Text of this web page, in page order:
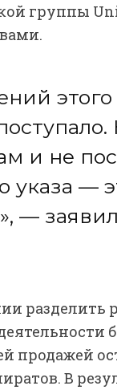
группы
этого
и не
указа —
—
разделить
продажей
В